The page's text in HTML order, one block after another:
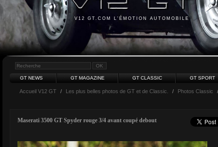
V12 GT.COM L'ÉMOTION AUTOMOBILE
GT NEWS GT MAGAZINE GT CLASSIC GT SPORT
Accueil V12 GT / Les plus belles photos de GT et de Classic. / Photos Classic
Maserati 3500 GT Spyder rouge 3/4 avant coupé debout